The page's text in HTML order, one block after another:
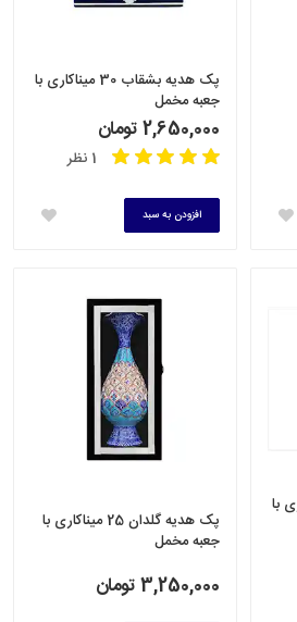
پک هدیه بشقاب 30 میناکاری با
جعبه مخمل
2,650,000 تومان
1 نظر
افزودن به سبد
با
پک هدیه گلدان 25 میناکاری با
جعبه مخمل
3,250,000 تومان